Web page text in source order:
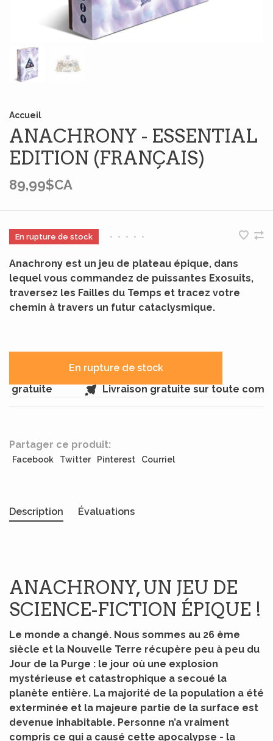
Accueil
ANACHRONY - ESSENTIAL
EDITION (FRANÇAIS)
89,99$CA
En rupture de stock • • • • •
Anachrony est un jeu de plateau épique, dans
lequel vous commandez de puissantes Exosuits,
traversez les Failles du Temps et tracez votre
chemin à travers un futur cataclysmique.
En rupture de stock
Livraison gratuite sur toute
Partager ce produit:
Facebook Twitter Pinterest Courriel
Description Évaluations
ANACHRONY, UN JEU DE
SCIENCE-FICTION ÉPIQUE !
Le monde a changé. Nous sommes au 26 ème
siècle et la Nouvelle Terre récupère peu à peu du
Jour de la Purge : le jour où une explosion
mystérieuse et catastrophique a secoué la
planète entière. La majorité de la population a été
exterminée et la majeure partie de la surface est
devenue inhabitable. Personne n’a vraiment
compris ce qui a causé cette apocalypse - la